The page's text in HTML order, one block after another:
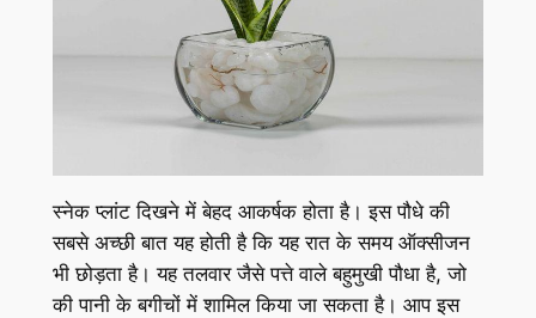
स्नेक प्लांट दिखने में बेहद आकर्षक होता है। इस पौधे की
सबसे अच्छी बात यह होती है कि यह रात के समय ऑक्सीजन
भी छोड़ता है। यह तलवार जैसे पत्ते वाले बहुमुखी पौधा है, जो
की पानी के बगीचों में शामिल किया जा सकता है। आप इस